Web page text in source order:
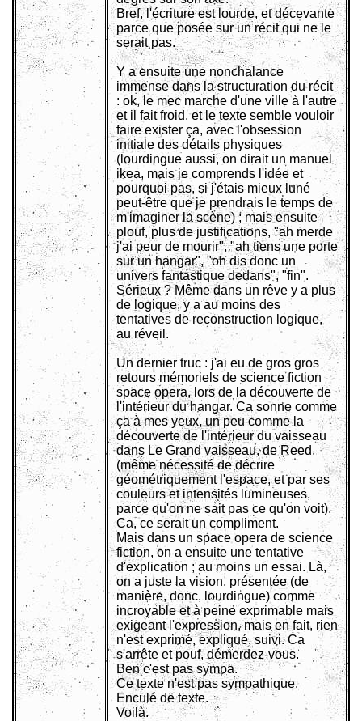
Bref, l'écriture est lourde, et décevante
parce que posée sur un récit qui ne le
serait pas.
Y a ensuite une nonchalance
immense dans la structuration du récit
: ok, le mec marche d'une ville à l'autre
et il fait froid, et le texte semble vouloir
faire exister ça, avec l'obsession
initiale des détails physiques
(lourdingue aussi, on dirait un manuel
ikea, mais je comprends l'idée et
pourquoi pas, si j'étais mieux luné
peut-être que je prendrais le temps de
m'imaginer la scène) ; mais ensuite
plouf, plus de justifications, "ah merde
j'ai peur de mourir", "ah tiens une porte
sur un hangar", "oh dis donc un
univers fantastique dedans", "fin".
Sérieux ? Même dans un rêve y a plus
de logique, y a au moins des
tentatives de reconstruction logique,
au réveil.
Un dernier truc : j'ai eu de gros gros
retours mémoriels de science fiction
space opera, lors de la découverte de
l'intérieur du hangar. Ca sonne comme
ça à mes yeux, un peu comme la
découverte de l'intérieur du vaisseau
dans Le Grand vaisseau, de Reed
(même nécessité de décrire
géométriquement l'espace, et par ses
couleurs et intensités lumineuses,
parce qu'on ne sait pas ce qu'on voit).
Ca, ce serait un compliment.
Mais dans un space opera de science
fiction, on a ensuite une tentative
d'explication ; au moins un essai. Là,
on a juste la vision, présentée (de
manière, donc, lourdingue) comme
incroyable et à peine exprimable mais
exigeant l'expression, mais en fait, rien
n'est exprimé, expliqué, suivi. Ca
s'arrête et pouf, démerdez-vous.
Ben c'est pas sympa.
Ce texte n'est pas sympathique.
Enculé de texte.
Voilà.